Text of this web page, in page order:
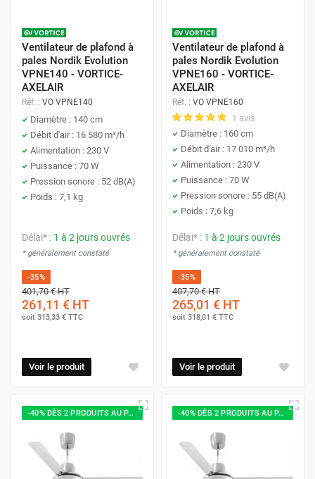
Ventilateur de plafond à
pales Nordik Evolution
VPNE140 - VORTICE-
AXELAIR
Réf. : VO VPNE140
Diamètre : 140 cm
Débit d'air : 16 580 m³/h
Alimentation : 230 V
Puissance : 70 W
Pression sonore : 52 dB(A)
Poids : 7,1 kg
Délai* : 1 à 2 jours ouvrés
* généralement constaté
-35%
401,70 €HT
261,11 € HT
soit 313,33 € TTC
Voir le produit
Ventilateur de plafond à
pales Nordik Evolution
VPNE160 - VORTICE-
AXELAIR
Réf. : VO VPNE160
1 avis
Diamètre : 160 cm
Débit d'air : 17 010 m³/h
Alimentation : 230 V
Puissance : 70 W
Pression sonore : 55 dB(A)
Poids : 7,6 kg
Délai* : 1 à 2 jours ouvrés
* généralement constaté
-35%
407,70 €HT
265,01 € HT
soit 318,01 € TTC
Voir le produit
-40% DÈS 2 PRODUITS AU PANIER -40% DÈS 2 PRODUITS AU PANIER